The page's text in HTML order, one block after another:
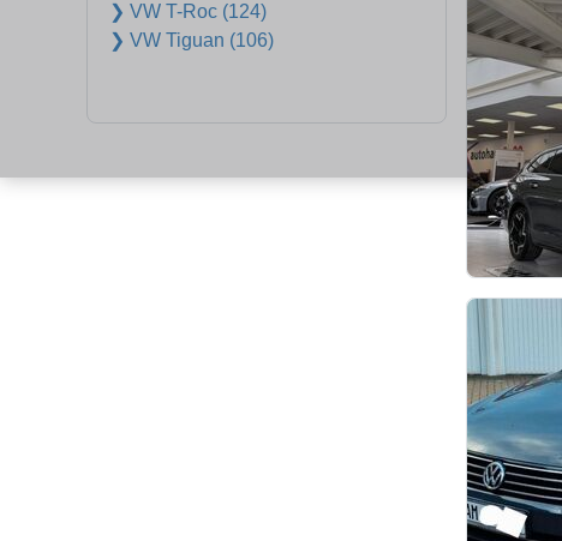
❯ VW T-Roc (124)
❯ VW Tiguan (106)